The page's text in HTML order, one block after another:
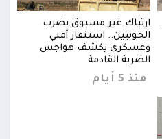
ارتباك غير مسبوق يضرب
الحوثيين.. استنفار أمني
وعسكري يكشف هواجس
الضربة القادمة
منذ 5 أيام